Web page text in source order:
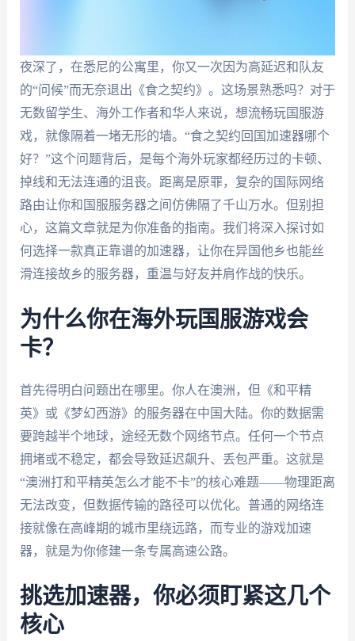
夜深了，在悉尼的公寓里，你又一次因为高延迟和队友
的“问候”而无奈退出《食之契约》。这场景熟悉吗？对于
无数留学生、海外工作者和华人来说，想流畅玩国服游
戏，就像隔着一堵无形的墙。“食之契约回国加速器哪个
好？”这个问题背后，是每个海外玩家都经历过的卡顿、
掉线和无法连通的沮丧。距离是原罪，复杂的国际网络
路由让你和国服服务器之间仿佛隔了千山万水。但别担
心，这篇文章就是为你准备的指南。我们将深入探讨如
何选择一款真正靠谱的加速器，让你在异国他乡也能丝
滑连接故乡的服务器，重温与好友并肩作战的快乐。
为什么你在海外玩国服游戏会
卡？
首先得明白问题出在哪里。你人在澳洲，但《和平精
英》或《梦幻西游》的服务器在中国大陆。你的数据需
要跨越半个地球，途经无数个网络节点。任何一个节点
拥堵或不稳定，都会导致延迟飙升、丢包严重。这就是
“澳洲打和平精英怎么才能不卡”的核心难题——物理距离
无法改变，但数据传输的路径可以优化。普通的网络连
接就像在高峰期的城市里绕远路，而专业的游戏加速
器，就是为你修建一条专属高速公路。
挑选加速器，你必须盯紧这几个
核心